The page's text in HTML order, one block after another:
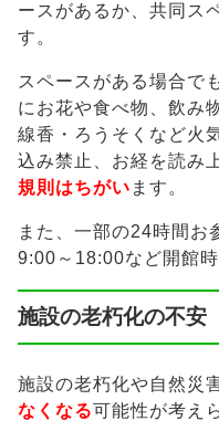
ースがあるか、共同ス
す。
スペースがある場合で
にお花や食べ物、飲み
線香・ろうそくなど火
込み禁止、お経を読み
規則はちがい ます。
また、一部の24時間お
9:00～18:00など開館
施設の老朽化の不安
施設の老朽化や自然災
なくなる可能性が考え